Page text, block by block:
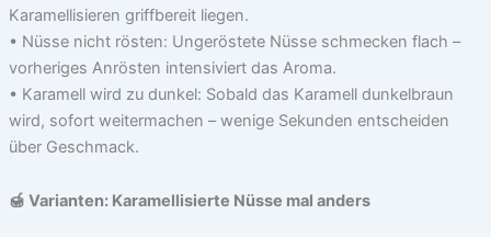
Karamellisieren griffbereit liegen.
• Nüsse nicht rösten: Ungeröstete Nüsse schmecken flach –
vorheriges Anrösten intensiviert das Aroma.
• Karamell wird zu dunkel: Sobald das Karamell dunkelbraun
wird, sofort weitermachen – wenige Sekunden entscheiden
über Geschmack.
🍯 Varianten: Karamellisierte Nüsse mal anders